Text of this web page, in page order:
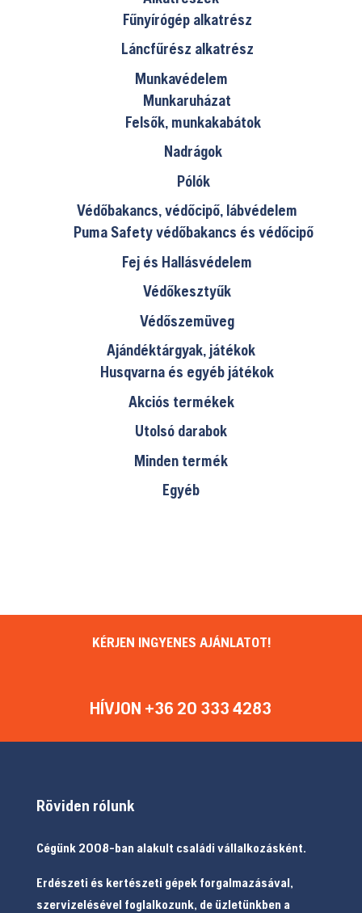
Fűnyírógép alkatrész
Láncfűrész alkatrész
Munkavédelem
Munkaruházat
Felsők, munkakabátok
Nadrágok
Pólók
Védőbakancs, védőcipő, lábvédelem
Puma Safety védőbakancs és védőcipő
Fej és Hallásvédelem
Védőkesztyűk
Védőszemüveg
Ajándéktárgyak, játékok
Husqvarna és egyéb játékok
Akciós termékek
Utolsó darabok
Minden termék
Egyéb
KÉRJEN INGYENES AJÁNLATOT!
HÍVJON +36 20 333 4283
Röviden rólunk
Cégünk 2008-ban alakult családi vállalkozásként.
Erdészeti és kertészeti gépek forgalmazásával,
szervizelésével foglalkozunk, de üzletünkben a